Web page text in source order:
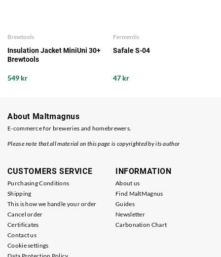
Brewtools
Insulation Jacket MiniUni 30+
Brewtools
549 kr
Fermentis
Safale S-04
47 kr
About Maltmagnus
E-commerce for breweries and homebrewers.
Please note that all material on this page is copyrighted by its author
CUSTOMERS SERVICE
Purchasing Conditions
Shipping
This is how we handle your order
Cancel order
Certificates
Contact us
Cookie settings
INFORMATION
About us
Find MaltMagnus
Guides
Newsletter
Carbonation Chart